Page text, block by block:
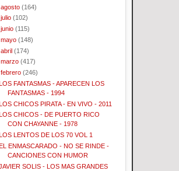
agosto (164)
julio (102)
junio (115)
mayo (148)
abril (174)
marzo (417)
febrero (246)
FANTASMAS - APARECEN LOS
FANTASMAS - 1994
CHICOS PIRATA - EN VIVO - 2011
LOS CHICOS - DE PUERTO RICO
CON CHAYANNE - 1978
LOS LENTOS DE LOS 70 VOL 1
ENMASCARADO - NO SE RINDE -
CANCIONES CON HUMOR
SOLIS - LOS MAS GRANDES